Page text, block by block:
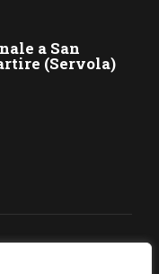
a San
(Servola)